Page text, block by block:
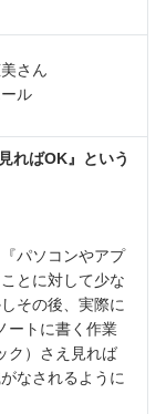
さん
ル
ればOK』という
パソコンやアプ
とに対して少な
その後、実際に
ートに書く作業
ク）さえ見れば
なされるように